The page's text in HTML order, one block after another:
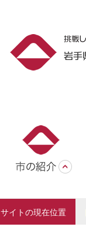
サイトの現在位置